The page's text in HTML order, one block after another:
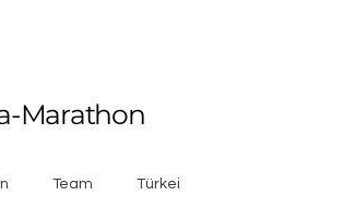
Marathon
Team Türkei